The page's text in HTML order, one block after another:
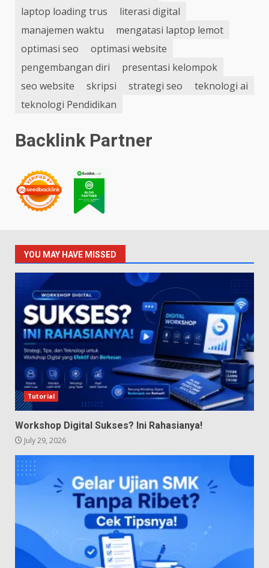
laptop loading trus
literasi digital
manajemen waktu
mengatasi laptop lemot
optimasi seo
optimasi website
pengembangan diri
presentasi kelompok
seo website
skripsi strategi seo
teknologi ai
teknologi Pendidikan
Backlink Partner
YOU MAY HAVE MISSED
Tutorial
Workshop Digital Sukses? Ini Rahasianya!
July 29, 2026